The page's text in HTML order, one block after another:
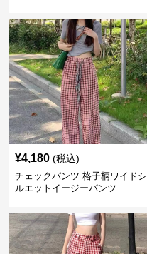
¥4,180 (税込)
チェックパンツ 格子柄ワイドシ
ルエットイージーパンツ